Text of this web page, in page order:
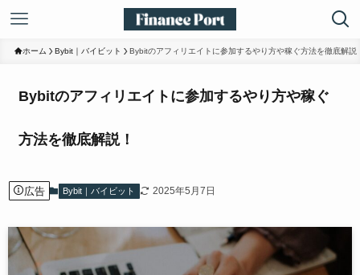
ホーム Bybit｜バイビット Bybitのアフィリエイトに参加するやり方や稼ぐ方法を徹底解説
Bybitのアフィリエイトに参加するやり方や稼ぐ
方法を徹底解説！
広告 Bybit｜バイビット 2025年5月7日